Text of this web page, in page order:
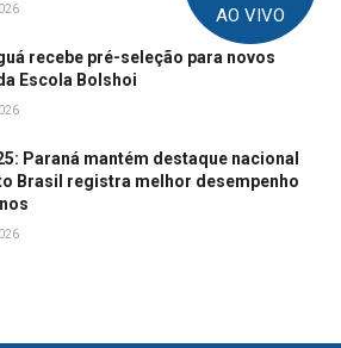
AO VIVO
recebe pré-seleção para novos
Escola Bolshoi
Paraná mantém destaque nacional
Brasil registra melhor desempenho